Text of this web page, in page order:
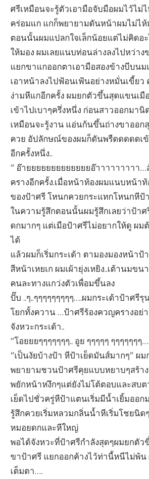
ศรีเหมือนจะรู้ตัวเอามือจับมือผมไว้ไม่
คร่อมแก แกก็พยายามดันหน้าผมไม่ไห้
ตอนนั้นผมแปลกใจเล็กน้อยแต่ไม่คิดอะ
ให้มอง ผมเลยแนบท่อนล่างลงไปหว่าง
แยกขาแกออกตาเอามือสองข้างบีบนม
เอาหน้าลงไปฟ้อนเฟ้นอย่างหมั่นเขี้ยว
ง่ามหีแกอีกครั้ง ผมยกตัวขึ้นสุดแขนเมื
เข้าไปเบาๆครึ่งหนึ่ง ก่อนสาวออกมานิ
เหมือนจะรู้งาน แอ่นก้นขึ้นถ่างขาออก
ควย อัปลักษณ์ของผมก็ดันพรืดดดดดเข้
อีกครั้งหนึ่ง..
“ อ๊ายยยยยยยยยยยยยอ๊าาาาาาาาา…
ครางอีกครั้ง.เมื่อหน้าท้องผมแนบหน้าท้
ของป้าศรี โหนกควยกระแทกโหนกหีป้
ในความรู้สึกตอนนั้นผมรู้สึกเลยว่าป้า
ดกมากๆ แต่เมือป้าศรีไม่อยากให้ดู ผม
ได้
แล้วผมก็เริ่มกระเด้า ตามองมองหน้าป้
สีหน้าเหยเก ผมเผ้ายุ่งเหยิง..เต้านมข
คนละทางแกว่งตัวเพื่อมขึ้นลง
ปั๊บ ..ๆ..ๆๆๆๆๆๆๆๆๆ….ผมกระเด้าป้าศรีรุ
โยกทั้งควาน …ป้าศรีร้องควญครางอย่
จังหวะกระเด้า..
“โอยยยๆๆๆๆๆๆๆ.. อูย ๆๆๆๆๆ ๆๆๆๆๆๆๆ
“เป็นงัยบ้างป้า หีป้าเย็ดมันส์มากๆ” ผม
พยายามชวนป้าศรีคุยแบบหยาบๆสร้า
พยักหน้าหงึกๆแต่ยังไม่โต้ตอบและสบต
เย็ดไปชั่วครู่หีป้าแตนเริ่มมีน้ำเยิ้มออก
รู้สึกควยเริ่มหลวมกลิ่นน้ำหีเริ่มโชยนิ
หมอยดกและหีใหญ่
พอได้จังหวะที่ป้าศรีกำลังสุดๆผมยกตัว
ขาป้าศรี แยกออกค้างไว้ท่านี้หนีไม่พ้น
เต็มตา….